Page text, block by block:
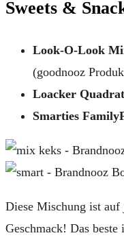
Sweets &
Look-O-Look
(goodnooz
Loacker
Smarties
Diese Mischung ist auf
Geschmack! Das